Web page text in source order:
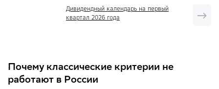
работают в России
Компании, утратившие статус
Макроэкономический контекст
Дивидендный календарь на первый
квартал 2026 года
Почему классические критерии не
работают в России